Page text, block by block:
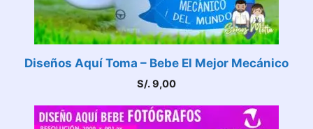
Diseños Aquí Toma – Bebe El Mejor Mecánico
S/.9,00